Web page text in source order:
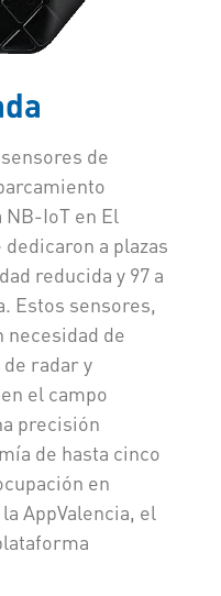
de
IoT en El
dedicaron a plazas
reducida y 97 a
Estos sensores,
necesidad de
radar y
el campo
precisión
de hasta cinco
en
AppValencia, el